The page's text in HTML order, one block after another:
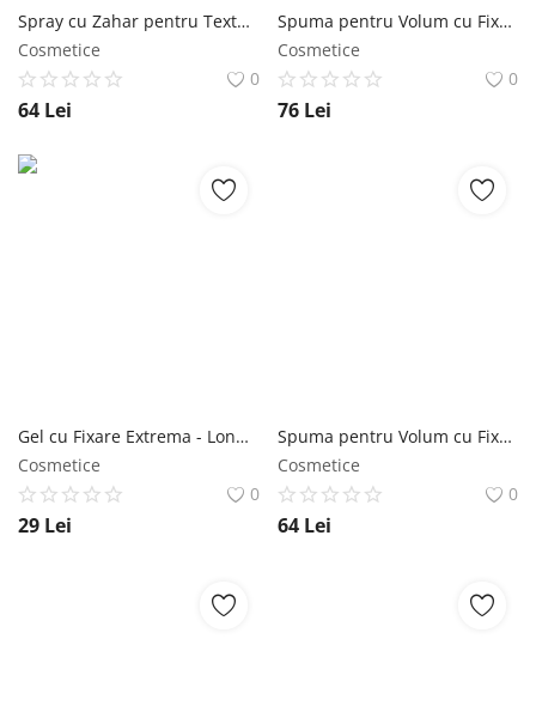
Spray cu Zahar pentru Textura si Volum - Wella Professionals Eimi Sugar Lift Spray, 150 ml Wella Professionals
Cosmetice
0
64 Lei
Spuma pentru Volum cu Fixare Flexibila - Wella Professionals Eimi Natural Volume Mousse, 500 ml Wella Professionals
Cosmetice
0
76 Lei
Gel cu Fixare Extrema - Londa Professional Men Solidify It Extreme Hold Gel 100 ml Londa Professional
Cosmetice
0
29 Lei
Spuma pentru Volum cu Fixare Flexibila - Wella Professionals Eimi Natural Volume Mousse, 300 ml Wella Professionals
Cosmetice
0
64 Lei